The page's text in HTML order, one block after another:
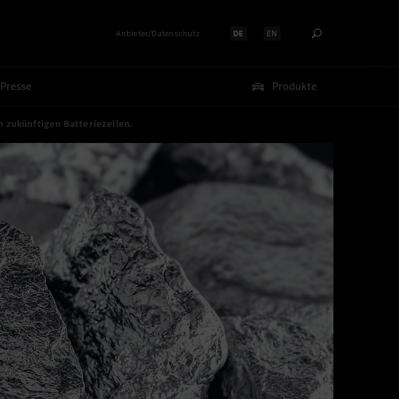
Anbieter/Datenschutz Sprache auswählen:
DE Sprache auswählen:
EN
Presse Produkte
zukünftigen Batteriezellen.